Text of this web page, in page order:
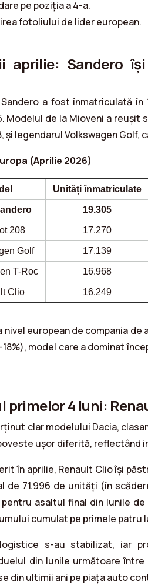
pe poziția a 4-a.
fotoliului de lider european.
aprilie: Sandero
a fost înmatriculată
Modelul de la Mioveni a
și legendarul Volkswagen Golf,
(Aprilie 2026)
Unități înmatriculate
19.305
208 17.270
Golf 17.139
T-Roc 16.968
Clio 16.249
european de compania
model care a dominat
primelor 4 luni:
clar modelului Dacia,
ușor diferită, reflectând
în aprilie, Renault Clio își
de 71.996 de unități (în
asaltul final din lunile de
cumulat pe primele patru
s-au stabilizat, iar
din lunile următoare
din ultimii ani pe piața auto